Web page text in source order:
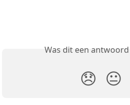
Was dit een
😞 😐